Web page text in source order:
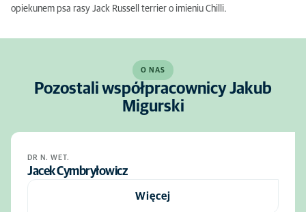
opiekunem psa rasy Jack Russell terrier o imieniu Chilli.
O NAS
Pozostali współpracownicy Jakub
Migurski
DR N. WET.
Jacek Cymbryłowicz
Więcej